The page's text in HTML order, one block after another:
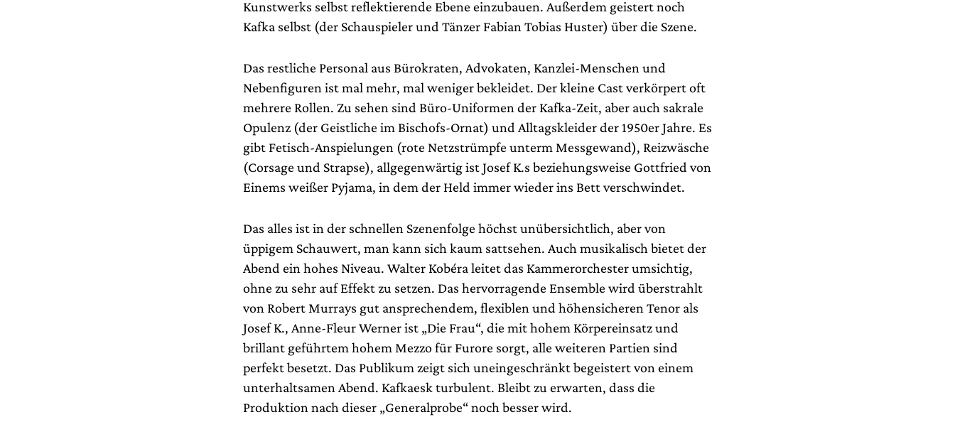
Kunstwerks selbst reflektierende Ebene einzubauen. Außerdem geistert noch
Kafka selbst (der Schauspieler und Tänzer Fabian Tobias Huster) über die Szene.
Das restliche Personal aus Bürokraten, Advokaten, Kanzlei-Menschen und
Nebenfiguren ist mal mehr, mal weniger bekleidet. Der kleine Cast verkörpert oft
mehrere Rollen. Zu sehen sind Büro-Uniformen der Kafka-Zeit, aber auch sakrale
Opulenz (der Geistliche im Bischofs-Ornat) und Alltagskleider der 1950er Jahre. Es
gibt Fetisch-Anspielungen (rote Netzstrümpfe unterm Messgewand), Reizwäsche
(Corsage und Strapse), allgegenwärtig ist Josef K.s beziehungsweise Gottfried von
Einems weißer Pyjama, in dem der Held immer wieder ins Bett verschwindet.
Das alles ist in der schnellen Szenenfolge höchst unübersichtlich, aber von
üppigem Schauwert, man kann sich kaum sattsehen. Auch musikalisch bietet der
Abend ein hohes Niveau. Walter Kobéra leitet das Kammerorchester umsichtig,
ohne zu sehr auf Effekt zu setzen. Das hervorragende Ensemble wird überstrahlt
von Robert Murrays gut ansprechendem, flexiblen und höhensicheren Tenor als
Josef K., Anne-Fleur Werner ist „Die Frau“, die mit hohem Körpereinsatz und
brillant geführtem hohem Mezzo für Furore sorgt, alle weiteren Partien sind
perfekt besetzt. Das Publikum zeigt sich uneingeschränkt begeistert von einem
unterhaltsamen Abend. Kafkaesk turbulent. Bleibt zu erwarten, dass die
Produktion nach dieser „Generalprobe“ noch besser wird.